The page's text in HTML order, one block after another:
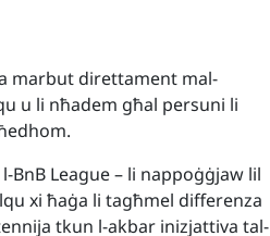
marbut direttament mal-
u li nħadem għal persuni li
BnB League – li nappoġġjaw lil
xi ħaġa li tagħmel differenza
tkun l-akbar inizjattiva tal-